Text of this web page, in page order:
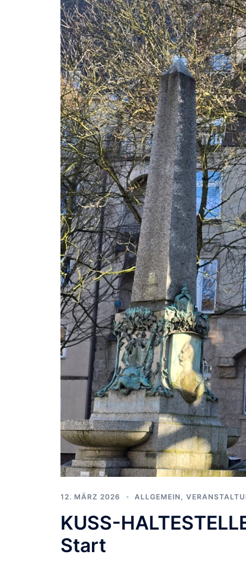
12. MÄRZ 2026 ALLGEMEIN
KUSS-
Start